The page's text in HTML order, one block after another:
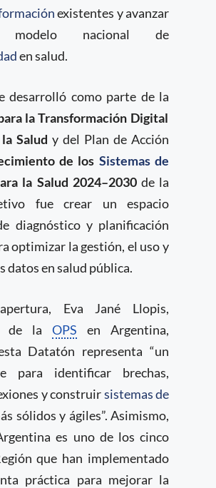
existentes y avanzar
nacional de
en salud.
desarrolló como parte de la
la Transformación Digital
Salud y del Plan de Acción
de los Sistemas de
la Salud 2024–2030de la
fue crear un espacio
diagnóstico y planificación
optimizar la gestión, el uso y
datos en salud pública.
Eva Jané Llopis,
de la OPS en Argentina,
Datatón representa “un
para identificar brechas,
y construirsistemas de
sólidos y ágiles”. Asimismo,
es uno de los cinco
que han implementado
práctica para mejorar la